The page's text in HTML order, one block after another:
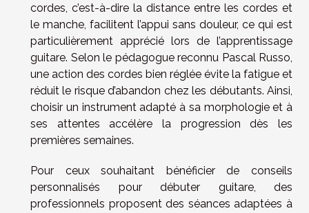
cordes, c’est-à-dire la distance entre les cordes et
le manche, facilitent l’appui sans douleur, ce qui est
particulièrement apprécié lors de l’apprentissage
guitare. Selon le pédagogue reconnu Pascal Russo,
une action des cordes bien réglée évite la fatigue et
réduit le risque d’abandon chez les débutants. Ainsi,
choisir un instrument adapté à sa morphologie et à
ses attentes accélère la progression dès les
premières semaines.
Pour ceux souhaitant bénéficier de conseils
personnalisés pour débuter guitare, des
professionnels proposent des séances adaptées à